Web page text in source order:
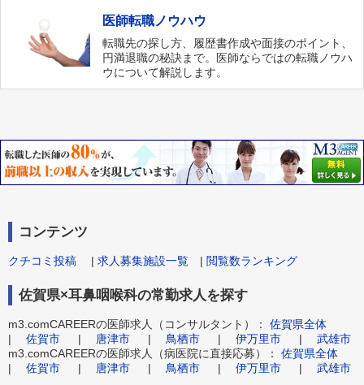
医師転職ノウハウ
転職先の探し方、履歴書作成や面接のポイント、
円満退職の秘訣まで。医師ならではの転職ノウハ
ウについて解説します。
コンテンツ
クチコミ投稿 | 求人募集施設一覧 | 閲覧数ランキング
佐賀県×耳鼻咽喉科の常勤求人を探す
m3.comCAREERの医師求人（コンサルタント）： 佐賀県全体
| 佐賀市 | 唐津市 | 鳥栖市 | 伊万里市 | 武雄市
m3.comCAREERの医師求人（病医院に直接応募）： 佐賀県全体
| 佐賀市 | 唐津市 | 鳥栖市 | 伊万里市 | 武雄市